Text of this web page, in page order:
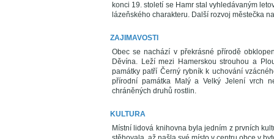
konci 19. století se Hamr stal vyhledávaným
lázeňského charakteru. Další rozvoj městečka
ZAJIMAVOSTI
Obec se nachází v překrásné přírodě
Děvína. Leží mezi Hamerskou strouhou a
památky patří Černý rybník k uchování
přírodní památka Malý a Velký Jelení vrch
chráněných druhů rostlin.
KULTURA
Místní lidová knihovna byla jedním z prvních